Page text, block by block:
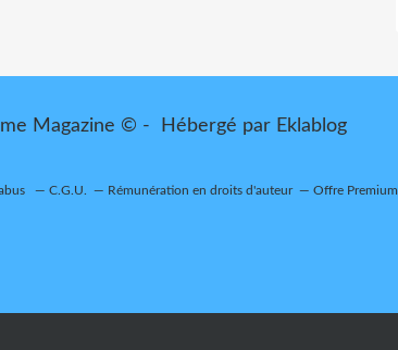
Magazine © - Hébergé par Eklablog
C.G.U. Rémunération en droits d'auteur Offre Premium